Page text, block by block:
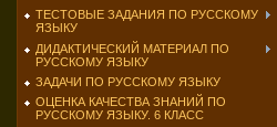
ТЕСТОВЫЕ ЗАДАНИЯ ПО РУССКОМУ
ЯЗЫКУ
ДИДАКТИЧЕСКИЙ МАТЕРИАЛ ПО
РУССКОМУ ЯЗЫКУ
ЗАДАЧИ ПО РУССКОМУ ЯЗЫКУ
ОЦЕНКА КАЧЕСТВА ЗНАНИЙ ПО
РУССКОМУ ЯЗЫКУ. 6 КЛАСС